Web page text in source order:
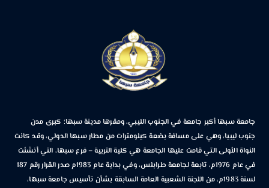
جامعة سبها أكبر جامعة في الجنوب الليبي، ومقرها مدينة سبها؛ كبرى مدن
جنوب ليبيا، وهي على مسافة بضعة كيلومترات من مطار سبها الدولي، وقد كانت
النواة الأولى التي قامت عليها الجامعة هي كلية التربية – فرع سبها، التي أنشئت
في عام 1976م، تابعة لجامعة طرابلس، وفي بداية عام 1983م صدر القرار رقم 187
لسنة 1983م، من اللجنة الشعبية العامة السابقة بشأن تأسيس جامعة سبها،